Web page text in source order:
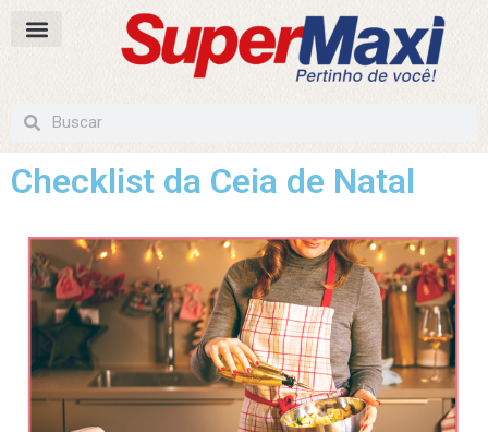
Checklist da Ceia de Natal